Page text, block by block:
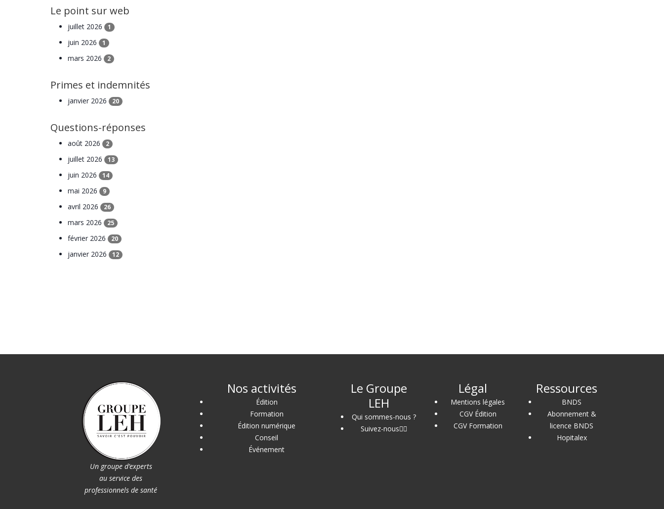
Le point sur web
juillet 2026 1
juin 2026 1
mars 2026 2
Primes et indemnités
janvier 2026 20
Questions-réponses
août 2026 2
juillet 2026 13
juin 2026 14
mai 2026 9
avril 2026 26
mars 2026 25
février 2026 20
janvier 2026 12
Un groupe d’experts
au service des
professionnels de santé
Nos activités
Édition
Formation
Édition numérique
Conseil
Événement
Le Groupe
LEH
Qui sommes-nous ?
Suivez-nous
Légal
Mentions légales
CGV Édition
CGV Formation
Ressources
BNDS
Abonnement &
licence BNDS
Hopitalex